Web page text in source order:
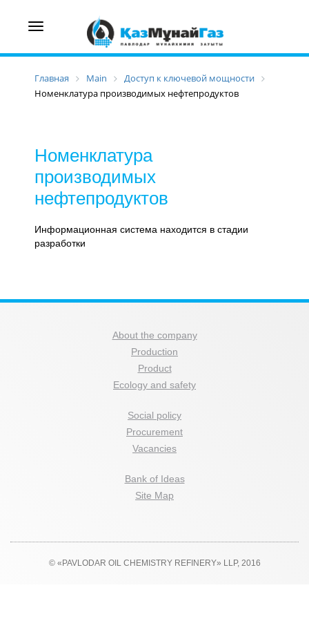
Toggle
Главная Main
Доступ к ключевой мощности
Номенклатура производимых нефтепродуктов
Номенклатура
производимых
нефтепродуктов
Информационная система находится в стадии
разработки
About the company
Production
Product
Ecology and safety
Social policy
Procurement
Vacancies
Bank of Ideas
Site Map
© «PAVLODAR OIL CHEMISTRY REFINERY» LLP, 2016